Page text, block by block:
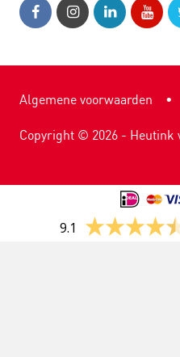
Algemene voorwaarden •
Copyright © 2026 - Heutink
9.1